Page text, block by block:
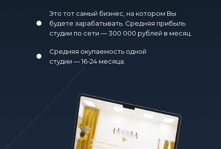
Это тот самый бизнес, на котором Вы
будете зарабатывать. Средняя прибыль
студии по сети — 300 000 рублей в месяц.
Средняя окупаемость одной
студии — 16-24 месяца.